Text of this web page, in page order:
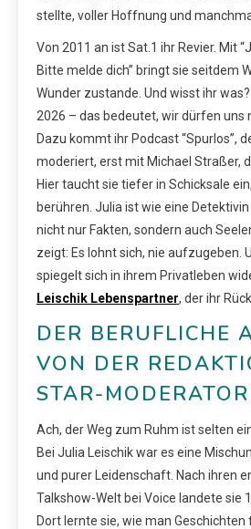
stellte, voller Hoffnung und
Von 2011 an ist Sat.1 ihr Revier. Mit
Bitte melde dich” bringt sie seitdem
Wunder zustande. Und wisst ihr
2026 – das bedeutet, wir dürfen uns
Dazu kommt ihr Podcast “Spurlos”,
moderiert, erst mit Michael Straßer,
Hier taucht sie tiefer in Schicksale
berühren. Julia ist wie eine
nicht nur Fakten, sondern auch
zeigt: Es lohnt sich, nie aufzugeben.
spiegelt sich in ihrem Privatleben
Leischik Lebenspartner, der ihr
DER BERUFLICHE
VON DER
STAR-
Ach, der Weg zum Ruhm ist selten
Bei Julia Leischik war es eine
und purer Leidenschaft. Nach ihren
Talkshow-Welt bei Voice landete sie
Dort lernte sie, wie man